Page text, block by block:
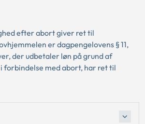
efter abort giver ret til
er dagpengelovens § 11,
der udbetaler løn på grund af
forbindelse med abort, har ret til